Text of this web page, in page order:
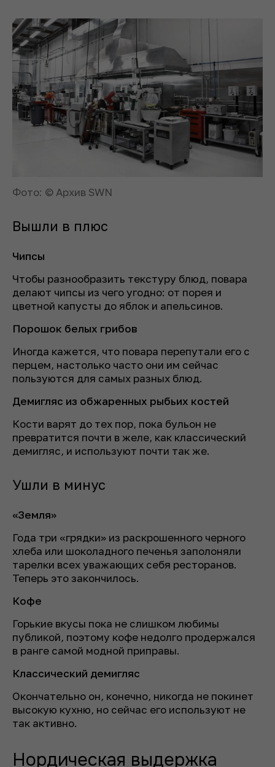
Фото: © Архив SWN
Вышли в плюс
Чипсы
Чтобы разнообразить текстуру блюд, повара
делают чипсы из чего угодно: от порея и
цветной капусты до яблок и апельсинов.
Порошок белых грибов
Иногда кажется, что повара перепутали его с
перцем, настолько часто они им сейчас
пользуются для самых разных блюд.
Демигляс из обжаренных рыбьих костей
Кости варят до тех пор, пока бульон не
превратится почти в желе, как классический
демигляс, и используют почти так же.
Ушли в минус
«Земля»
Года три «грядки» из раскрошенного черного
хлеба или шоколадного печенья заполоняли
тарелки всех уважающих себя ресторанов.
Теперь это закончилось.
Кофе
Горькие вкусы пока не слишком любимы
публикой, поэтому кофе недолго продержался
в ранге самой модной приправы.
Классический демигляс
Окончательно он, конечно, никогда не покинет
высокую кухню, но сейчас его используют не
так активно.
Нордическая выдержка